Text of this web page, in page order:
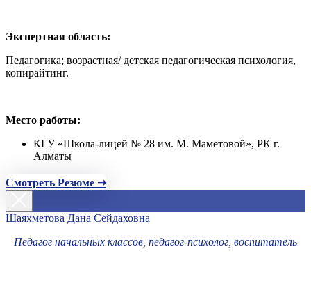
Экспертная область:
Педагогика; возрастная/ детская педагогическая психология,
копирайтинг.
Место работы:
КГУ «Школа-лицей № 28 им. М. Маметовой», РК г.
Алматы
Смотреть Резюме ➝
Шаяхметова Дана Сейдаховна
Педагог начальных классов, педагог-психолог, воспитатель